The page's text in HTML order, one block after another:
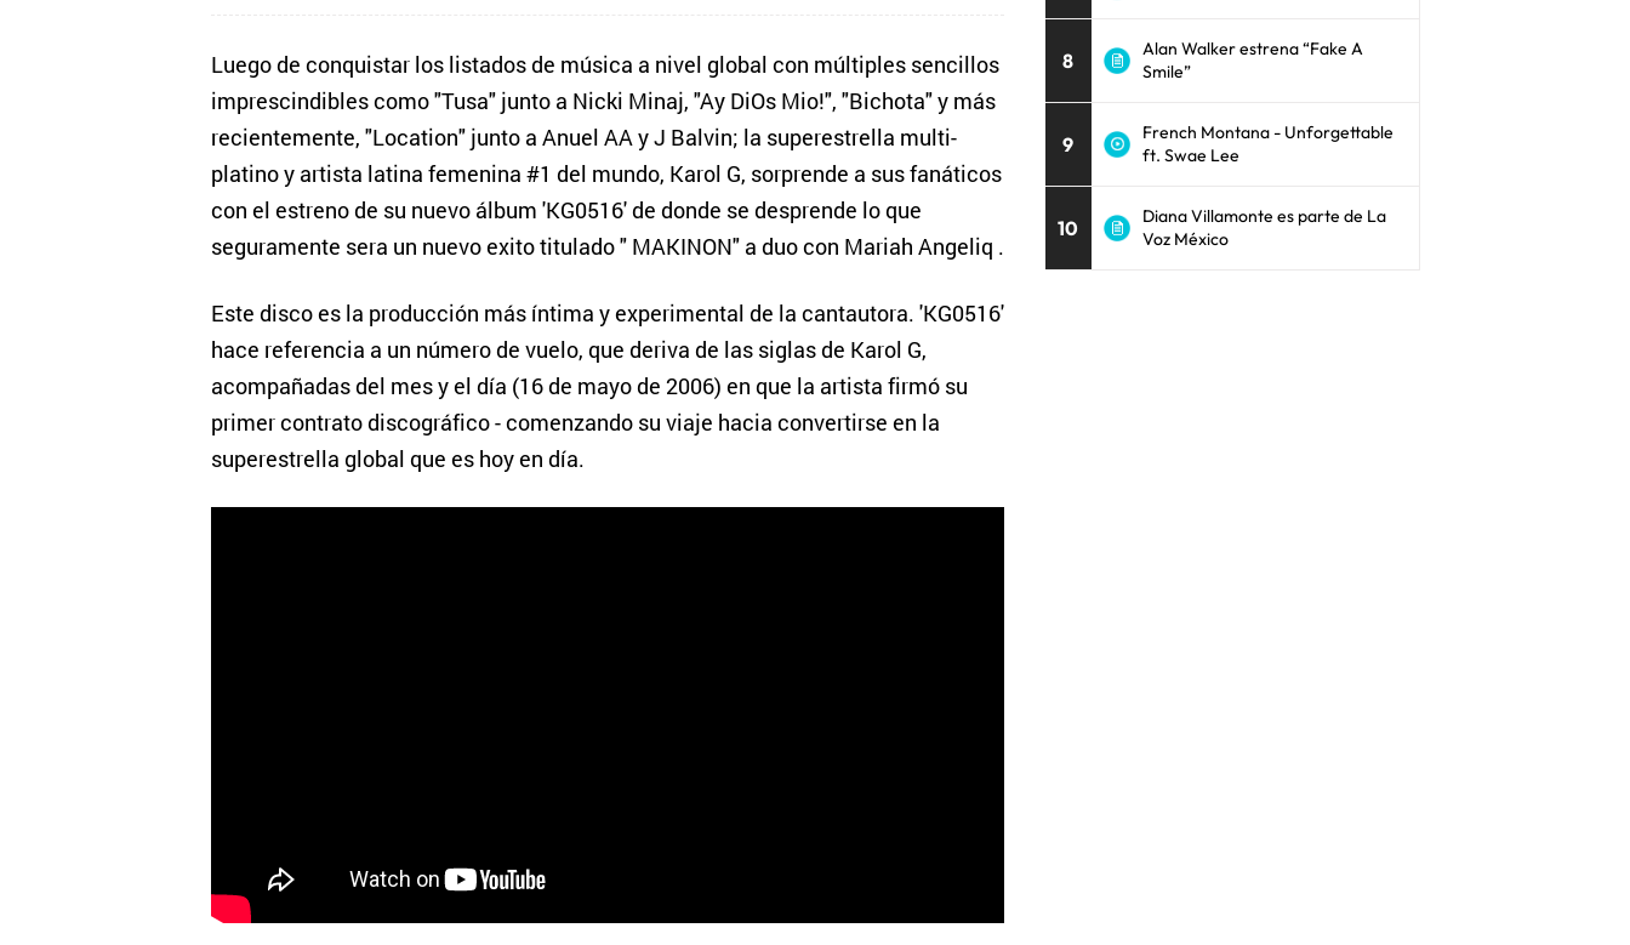
Luego de conquistar los listados de música a nivel global con múltiples sencillos
imprescindibles como "Tusa" junto a Nicki Minaj, "Ay DiOs Mio!", "Bichota" y más
recientemente, "Location" junto a Anuel AA y J Balvin; la superestrella multi-
platino y artista latina femenina #1 del mundo, Karol G, sorprende a sus fanáticos
con el estreno de su nuevo álbum 'KG0516' de donde se desprende lo que
seguramente sera un nuevo exito titulado " MAKINON" a duo con Mariah Angeliq .
Este disco es la producción más íntima y experimental de la cantautora. 'KG0516'
hace referencia a un número de vuelo, que deriva de las siglas de Karol G,
acompañadas del mes y el día (16 de mayo de 2006) en que la artista firmó su
primer contrato discográfico - comenzando su viaje hacia convertirse en la
superestrella global que es hoy en día.
8
Alan Walker estrena “Fake A
Smile”
9
French Montana - Unforgettable
ft. Swae Lee
10
Diana Villamonte es parte de La
Voz México